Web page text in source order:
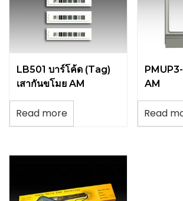
LB501 บาร์โค้ด (Tag)
เสากันขโมย AM
Read more
AM
Read